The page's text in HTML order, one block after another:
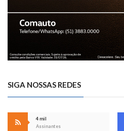
SIGA NOSSAS REDES
4 mil
Assinantes